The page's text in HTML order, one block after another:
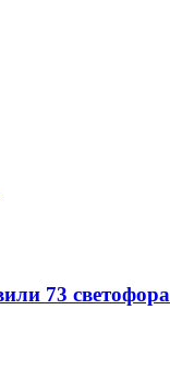
73 светофора